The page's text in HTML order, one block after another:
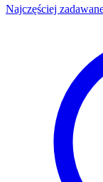
Najczęściej